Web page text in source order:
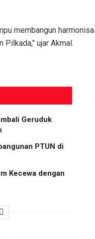
membangun
Pilkada," ujar Akmal.
Geruduk
PTUN di
Kecewa dengan